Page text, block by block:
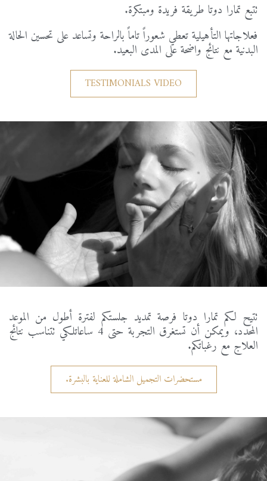
تتبع تمارا دوتا طريقة فريدة ومبتكرة.
فعلاجاتها التأهيليةتعطي شعوراًتاماً بالراحة وتساعد على تحسين الحالة
البدنية مع نتائج واضحةعلى المدى البعيد.
TESTIMONIALS VIDEO
تتيح لكم تمارا دوتا فرصة تمديد جلستكم لفترة أطول من الموعد
المحدد، ويمكن أن تستغرق التجربة حتى ساعاتلكي تتناسب نتائج
العلاج مع رغباتكم.
مستحضرات التجميل الشاملة للعناية بالبشرة.